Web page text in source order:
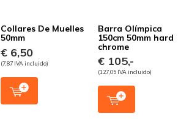
Collares De Muelles
50mm
€ 6,50
(7,87 IVA incluido)
Barra Olímpica
150cm 50mm hard
chrome
€ 105,-
(127,05 IVA incluido)